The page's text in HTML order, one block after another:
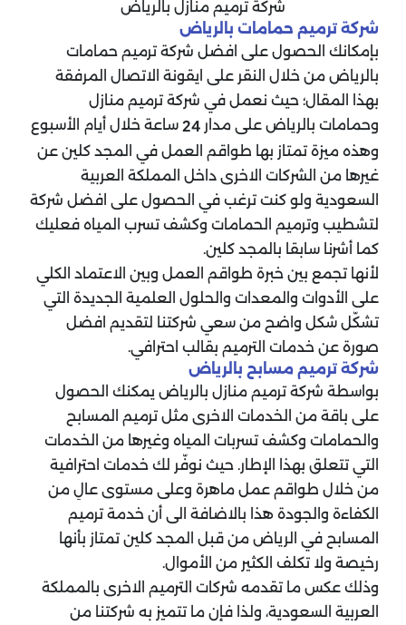
شركة ترميم منازل بالرياض
شركة ترميم حمامات بالرياض
بإمكانك الحصول على افضل شركة ترميم حمامات
بالرياض من خلال النقر على ايقونة الاتصال المرفقة
بهذا المقال؛ حيث نعمل في شركة ترميم منازل
وحمامات بالرياض على مدار 24 ساعة خلال أيام الأسبوع
وهذه ميزة تمتاز بها طواقم العمل في المجد كلين عن
غيرها من الشركات الاخرى داخل المملكة العربية
السعودية ولو كنت ترغب في الحصول على افضل شركة
لتشطيب وترميم الحمامات وكشف تسرب المياه فعليك
كما أشرنا سابقا بالمجد كلين.
لأنها تجمع بين خبرة طواقم العمل وبين الاعتماد الكلي
على الأدوات والمعدات والحلول العلمية الجديدة التي
تشكّل شكل واضح من سعي شركتنا لتقديم افضل
صورة عن خدمات الترميم بقالب احترافي.
شركة ترميم مسابح بالرياض
بواسطة شركة ترميم منازل بالرياض يمكنك الحصول
على باقة من الخدمات الاخرى مثل ترميم المسابح
والحمامات وكشف تسربات المياه وغيرها من الخدمات
التي تتعلق بهذا الإطار. حيث نوفّر لك خدمات احترافية
من خلال طواقم عمل ماهرة وعلى مستوى عالِ من
الكفاءة والجودة هذا بالاضافة الى أن خدمة ترميم
المسابح في الرياض من قبل المجد كلين تمتاز بأنها
رخيصة ولا تكلف الكثير من الأموال.
وذلك عكس ما تقدمه شركات الترميم الاخرى بالمملكة
العربية السعودية، ولذا فإن ما تتميز به شركتنا من